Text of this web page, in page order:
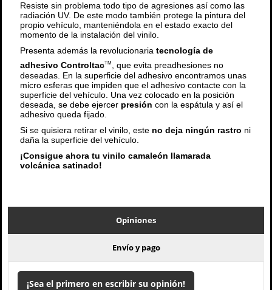
Resiste sin problema todo tipo de agresiones así como las
radiación UV. De este modo también protege la pintura del
propio vehículo, manteniéndola en el estado exacto del
momento de la instalación del vinilo.
Presenta además la revolucionaria tecnología de
adhesivo ControltacTM
, que evita preadhesiones no
deseadas. En la superficie del adhesivo encontramos unas
micro esferas que impiden que el adhesivo contacte con la
superficie del vehículo. Una vez colocado en la posición
deseada, se debe ejercer presión con la espátula y así el
adhesivo queda fijado.
Si se quisiera retirar el vinilo, este no deja ningún rastro ni
daña la superficie del vehículo.
¡Consigue ahora tu vinilo camaleón llamarada
volcánica satinado!
Opiniones
Envío y pago
¡Sea el primero en escribir su opinión!